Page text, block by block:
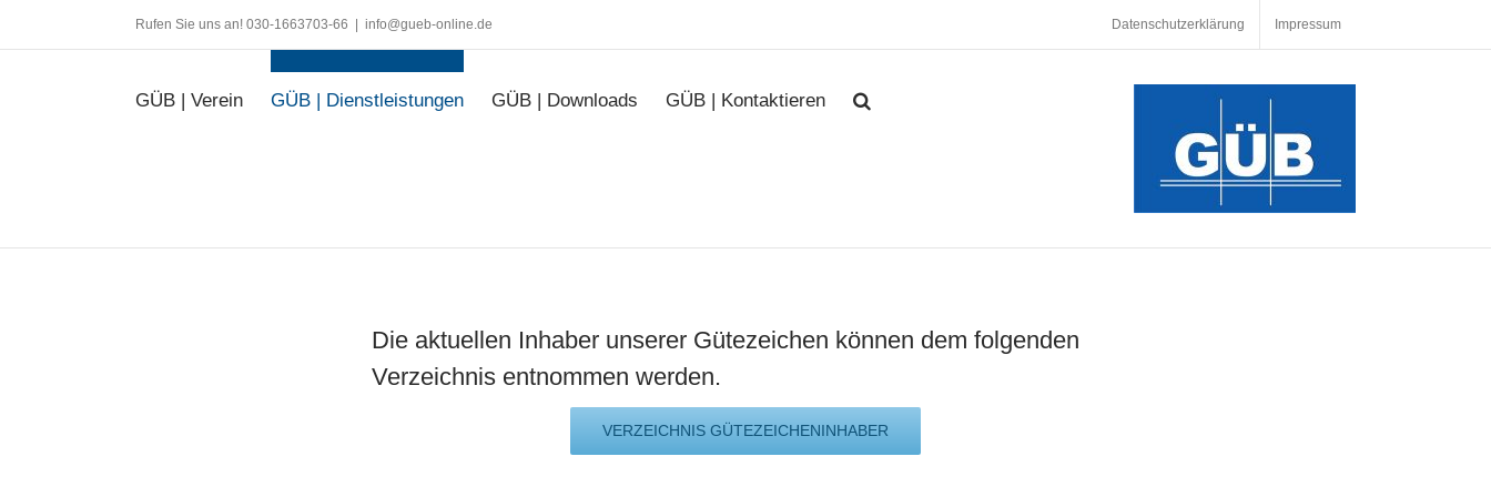
Inhalt
Rufen Sie uns an! 030-1663703-66 info@gueb-online.de Datenschutzerklärung Impressum
GÜB | Verein GÜB | Dienstleistungen GÜB | Downloads GÜB | Kontaktieren
Die aktuellen Inhaber unserer Gütezeichen können dem folgenden
Verzeichnis entnommen werden.
VERZEICHNIS GÜTEZEICHENINHABER